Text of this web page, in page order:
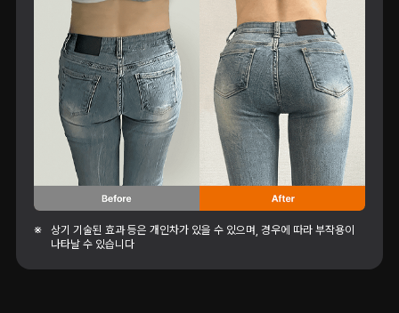
※
상기 기술된 효과 등은 개인차가 있을 수 있으며, 경우에 따라 부작용이
나타날 수 있습니다